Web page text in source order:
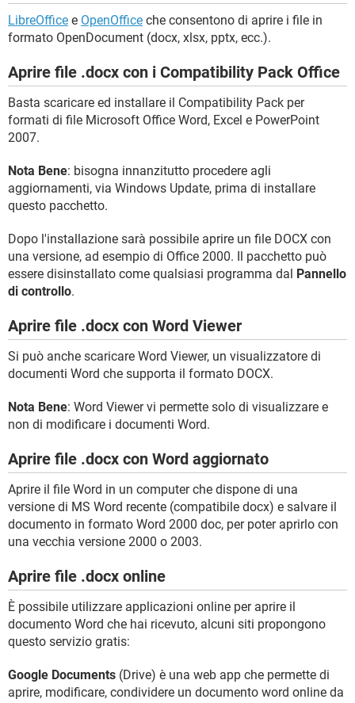
LibreOffice e OpenOffice che consentono di aprire i file in
formato OpenDocument (docx, xlsx, pptx, ecc.).
Aprire file .docx con i Compatibility Pack Office
Basta scaricare ed installare il Compatibility Pack per
formati di file Microsoft Office Word, Excel e PowerPoint
2007.
Nota Bene: bisogna innanzitutto procedere agli
aggiornamenti, via Windows Update, prima di installare
questo pacchetto.
Dopo l'installazione sarà possibile aprire un file DOCX con
una versione, ad esempio di Office 2000. Il pacchetto può
essere disinstallato come qualsiasi programma dal Pannello
di controllo.
Aprire file .docx con Word Viewer
Si può anche scaricare Word Viewer, un visualizzatore di
documenti Word che supporta il formato DOCX.
Nota Bene: Word Viewer vi permette solo di visualizzare e
non di modificare i documenti Word.
Aprire file .docx con Word aggiornato
Aprire il file Word in un computer che dispone di una
versione di MS Word recente (compatibile docx) e salvare il
documento in formato Word 2000 doc, per poter aprirlo con
una vecchia versione 2000 o 2003.
Aprire file .docx online
È possibile utilizzare applicazioni online per aprire il
documento Word che hai ricevuto, alcuni siti propongono
questo servizio gratis:
Google Documents (Drive) è una web app che permette di
aprire, modificare, condividere un documento word online da